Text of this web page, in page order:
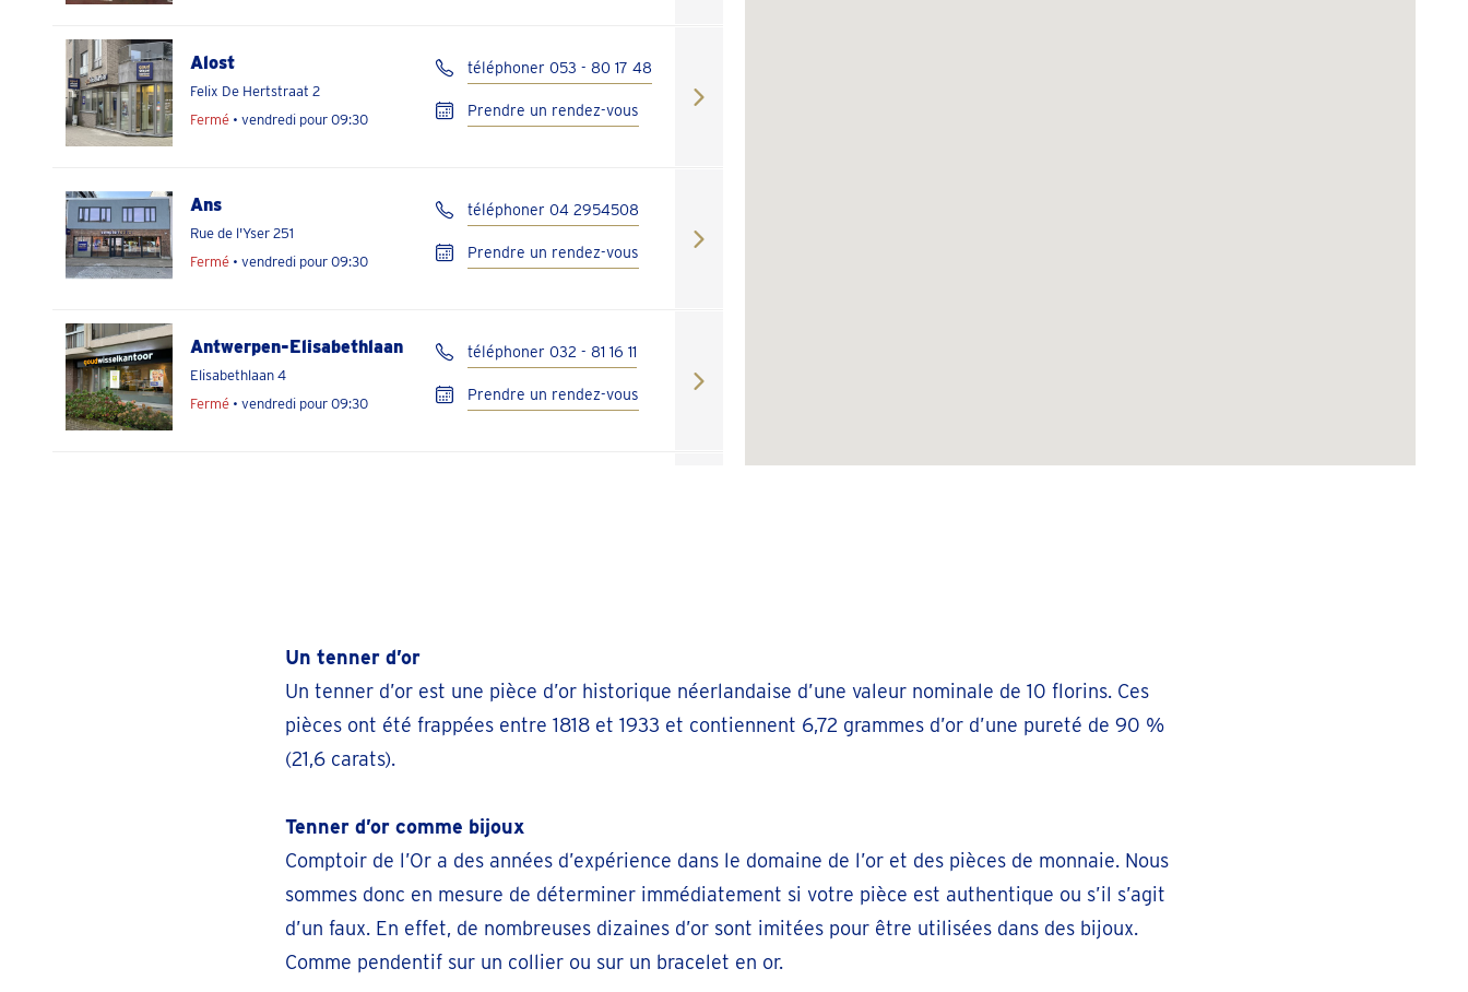
Alost
Felix De Hertstraat 2
Fermé • vendredi pour 09:30
téléphoner 053 - 80 17 48
Prendre un rendez-vous
Ans
Rue de l'Yser 251
Fermé • vendredi pour 09:30
téléphoner 04 2954508
Prendre un rendez-vous
Antwerpen-Elisabethlaan
Elisabethlaan 4
Fermé • vendredi pour 09:30
téléphoner 032 - 81 16 11
Prendre un rendez-vous
Avenue Charles Quint 121 - 123
• vendredi pour 09:30
• vendredi pour 09:30
Prendre un rendez-vous
• vendredi pour 09:30
téléphoner 033187455
Prendre un rendez-vous
Un tenner d’or
Un tenner d’or est une pièce d’or historique néerlandaise d’une valeur nominale de 10 florins. Ces
pièces ont été frappées entre 1818 et 1933 et contiennent 6,72 grammes d’or d’une pureté de 90 %
(21,6 carats).
Tenner d’or comme bijoux
Comptoir de l’Or a des années d’expérience dans le domaine de l’or et des pièces de monnaie. Nous
sommes donc en mesure de déterminer immédiatement si votre pièce est authentique ou s’il s’agit
d’un faux. En effet, de nombreuses dizaines d’or sont imitées pour être utilisées dans des bijoux.
Comme pendentif sur un collier ou sur un bracelet en or.